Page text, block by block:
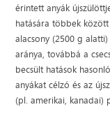
érintett anyák
hatására többek
alacsony (2500 g
aránya, továbbá a
becsült hatások
anyákat célzó és az
(pl. amerikai, kanadai)